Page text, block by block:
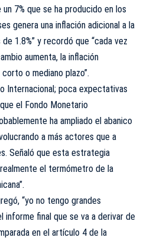
7% que se ha producido en los
genera una inflación adicional a la
1.8%” y recordó que “cada vez
aumenta, la inflación
o mediano plazo”.
Internacional; poca expectativas
el Fondo Monetario
ha ampliado el abanico
a más actores que a
Señaló que esta estrategia
el termómetro de la
“yo no tengo grandes
informe final que se va a derivar de
en el artículo 4 de la